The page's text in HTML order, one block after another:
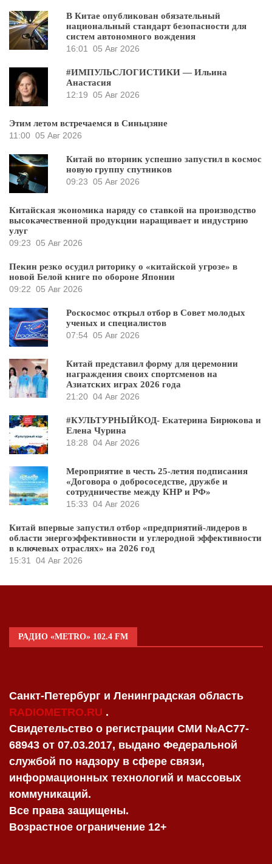
В Китае опубликован обязательный
национальный стандарт безопасности для
систем автономного вождения
16:01 05 Авг 2026
#ИМПУЛЬСЛОГИСТИКИ — Ильина
Анастасия
12:19 05 Авг 2026
Этим летом встречаемся в Синьцзяне
11:00 05 Авг 2026
Китай во вторник успешно запустил в космос
новую группу спутников
09:23 05 Авг 2026
Китайская экономика наряду со ставкой на производство
высокачественной продукции наращивает и индустрию
улуг
09:23 05 Авг 2026
Пекин резко осудил риторику о «китайской угрозе» в
новой Белой книге по обороне Японии
09:22 05 Авг 2026
Роскосмос открыл отбор в Совет молодых
ученых и специалистов
07:54 05 Авг 2026
Китай представил форму для церемонии
награждения своих спортсменов на
Азиатских играх 2026 года
21:20 04 Авг 2026
#КУЛЬТУРНЫЙКОД- Екатерина Бирюкова и
Елена Чурина
18:28 04 Авг 2026
Мероприятие в честь 25-летия подписания
«Договора о добрососедстве, дружбе и
сотрудничестве между КНР и РФ»
15:33 04 Авг 2026
Китай впервые запустил отбор «предприятий-лидеров в
области энергоэффективности и углеродной эффективности
в ключевых отраслях» на 2026 год
15:31 04 Авг 2026
РАДИО «METRO» 102.4 FM
Санкт-Петербург и Ленинградская область
RADIOMETRO.RU .
Свидетельство о регистрации СМИ №AC77-
68943 от 07.03.2017, выдано Федеральной
службой по надзору в сфере связи,
информационных технологий и массовых
коммуникаций.
Все права защищены.
Возрастное ограничение 12+